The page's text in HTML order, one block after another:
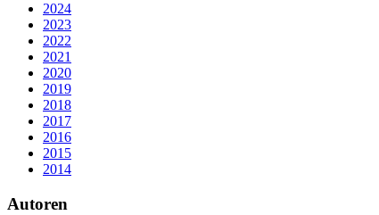
2024
2023
2022
2021
2020
2019
2018
2017
2016
2015
2014
Autoren